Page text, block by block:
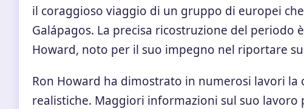
il coraggioso viaggio di un gruppo di europei
Galápagos. La precisa ricostruzione del periodo
Howard, noto per il suo impegno nel riportare
Ron Howard ha dimostrato in numerosi lavori la
realistiche. Maggiori informazioni sul suo lavoro